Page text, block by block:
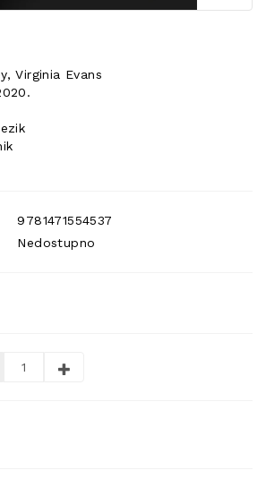
Virginia Evans
9781471554537
Nedostupno